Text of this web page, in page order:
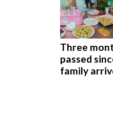
Three
passed
family